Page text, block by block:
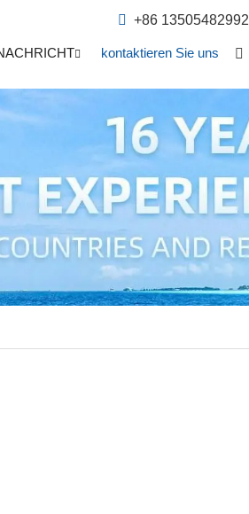
+86 13505482992
kontaktieren Sie uns